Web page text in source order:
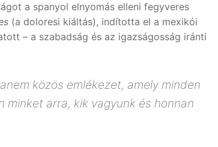
a spanyol elnyomás elleni fegyveres
(a doloresi kiáltás), indította el a mexikói
– a szabadság és az igazságosság iránti
közös emlékezet, amely minden
arra, kik vagyunk és honnan